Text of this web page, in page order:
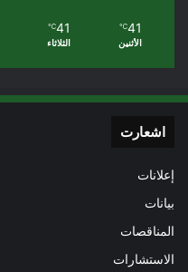
41
℃
الأثنين
41
℃
الثلاثاء
اشعارت
إعلانات
بيانات
المناقصات
الاستشارات